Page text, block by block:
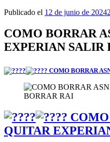
Publicado el 12 de junio de 2024
COMO BORRAR
EXPERIAN SALIR
COMO BORRAR
QUITAR